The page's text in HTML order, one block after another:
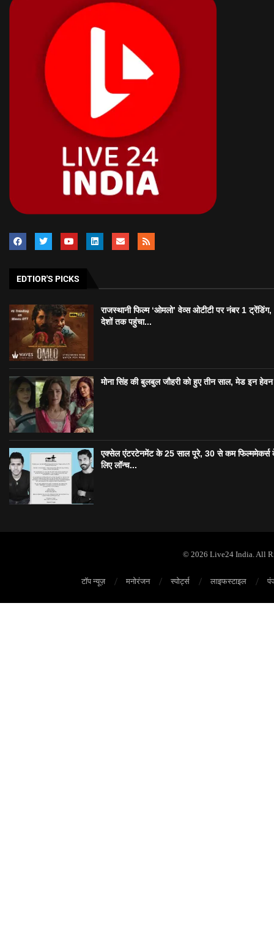
EDTIOR'S PICKS
राजस्थानी फिल्म ‘ओमलो’ वेव्स ओटीटी पर नंबर 1
देशों तक पहुंचा...
मोना सिंह की बुलबुल जौहरी को हुए तीन साल, मेड इन
एक्सेल एंटरटेनमेंट के 25 साल पूरे, 30 से कम फिल्ममेकर्स
लिए लॉन्च...
© 2026 Live24 India. All
टॉप न्यूज़ मनोरंजन स्पोर्ट्स लाइफस्टाइल